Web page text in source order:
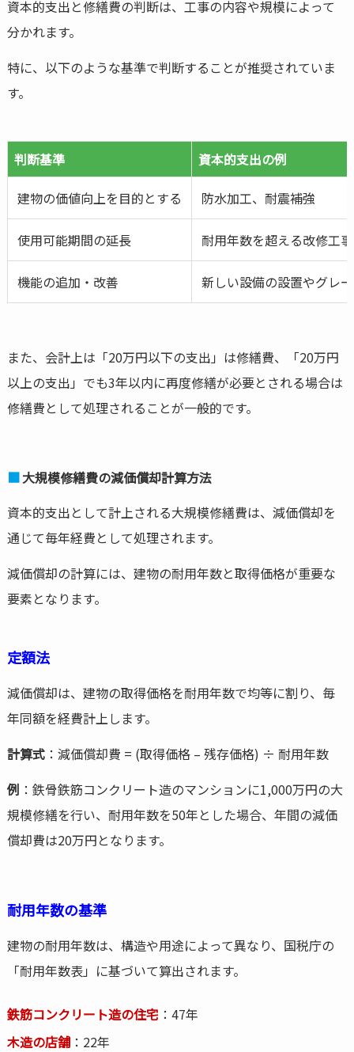
資本的支出と修繕費の判断は、工事の内容や規模によって
分かれます。
特に、以下のような基準で判断することが推奨されていま
す。
判断基準 資本的支出の例
建物の価値向上を目的とする 防水加工、耐震補強
使用可能期間の延長 耐用年数を超える改修工事
機能の追加・改善 新しい設備の設置やグレ
また、会計上は「20万円以下の支出」は修繕費、「20万円
以上の支出」でも3年以内に再度修繕が必要とされる場合は
修繕費として処理されることが一般的です。
大規模修繕費の減価償却計算方法
資本的支出として計上される大規模修繕費は、減価償却を
通じて毎年経費として処理されます。
減価償却の計算には、建物の耐用年数と取得価格が重要な
要素となります。
定額法
減価償却は、建物の取得価格を耐用年数で均等に割り、毎
年同額を経費計上します。
計算式：減価償却費 = (取得価格 – 残存価格) ÷ 耐用年数
例 ：鉄骨鉄筋コンクリート造のマンションに1,000万円の大
規模修繕を行い、耐用年数を50年とした場合、年間の減価
償却費は20万円となります。
耐用年数の基準
建物の耐用年数は、構造や用途によって異なり、国税庁の
「耐用年数表」に基づいて算出されます。
鉄筋コンクリート造の住宅 ：47年
木造の店舗：22年